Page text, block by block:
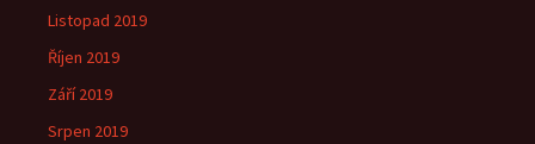
Listopad 2019
Říjen 2019
Září 2019
Srpen 2019